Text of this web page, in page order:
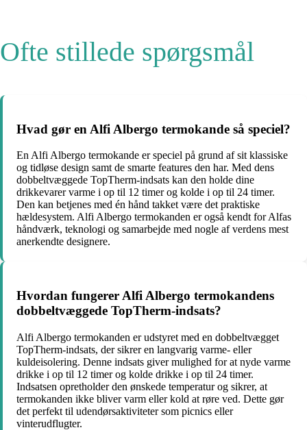
Ofte stillede spørgsmål
Hvad gør en Alfi Albergo termokande så speciel?
En Alfi Albergo termokande er speciel på grund af sit klassiske
og tidløse design samt de smarte features den har. Med dens
dobbeltvæggede TopTherm-indsats kan den holde dine
drikkevarer varme i op til 12 timer og kolde i op til 24 timer.
Den kan betjenes med én hånd takket være det praktiske
hældesystem. Alfi Albergo termokanden er også kendt for Alfas
håndværk, teknologi og samarbejde med nogle af verdens mest
anerkendte designere.
Hvordan fungerer Alfi Albergo termokandens
dobbeltvæggede TopTherm-indsats?
Alfi Albergo termokanden er udstyret med en dobbeltvægget
TopTherm-indsats, der sikrer en langvarig varme- eller
kuldeisolering. Denne indsats giver mulighed for at nyde varme
drikke i op til 12 timer og kolde drikke i op til 24 timer.
Indsatsen opretholder den ønskede temperatur og sikrer, at
termokanden ikke bliver varm eller kold at røre ved. Dette gør
det perfekt til udendørsaktiviteter som picnics eller
vinterudflugter.